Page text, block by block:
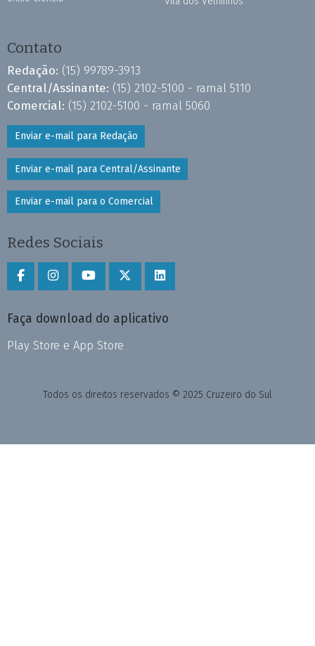
Contato
Redação: (15) 99789-3913
Central/Assinante: (15) 2102-5100 - ramal 5110
Comercial: (15) 2102-5100 - ramal 5060
Enviar e-mail para Redação
Enviar e-mail para Central/Assinante
Enviar e-mail para o Comercial
Redes Sociais
Faça download do aplicativo
Play Store e App Store
Todos os direitos reservados © 2025 Cruzeiro do Sul